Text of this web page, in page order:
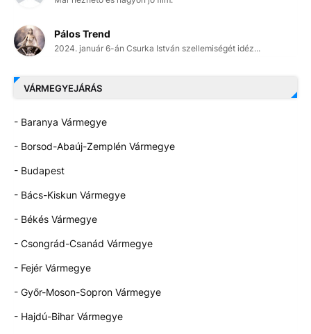
Pálos Trend
2024. január 6-án Csurka István szellemiségét idéz...
VÁRMEGYEJÁRÁS
- Baranya Vármegye
- Borsod-Abaúj-Zemplén Vármegye
- Budapest
- Bács-Kiskun Vármegye
- Békés Vármegye
- Csongrád-Csanád Vármegye
- Fejér Vármegye
- Győr-Moson-Sopron Vármegye
- Hajdú-Bihar Vármegye